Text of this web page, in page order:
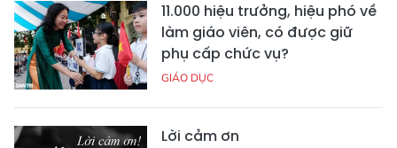
11.000 hiệu trưởng, hiệu phó về
làm giáo viên, có được giữ
phụ cấp chức vụ?
GIÁO DỤC
Lời cảm ơn